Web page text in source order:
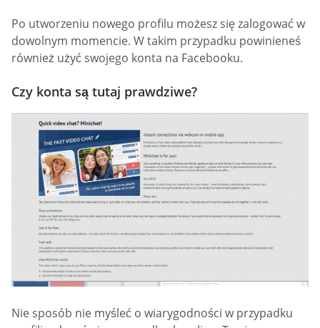
Po utworzeniu nowego profilu możesz się zalogować w
dowolnym momencie. W takim przypadku powinieneś
również użyć swojego konta na Facebooku.
Czy konta są tutaj prawdziwe?
Nie sposób nie myśleć o wiarygodności w przypadku